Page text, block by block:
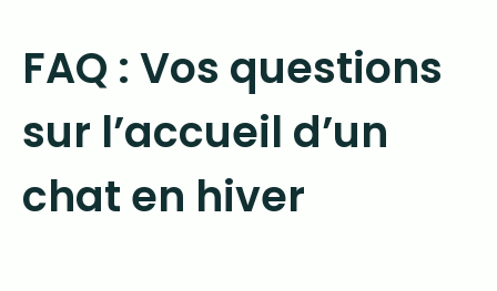
FAQ : Vos questions
sur l’accueil d’un
chat en hiver